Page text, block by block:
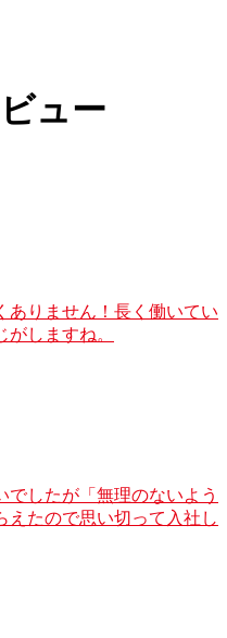
ュー
ありません！長く働いてい
しますね。
したが「無理のないよう
えたので思い切って入社し